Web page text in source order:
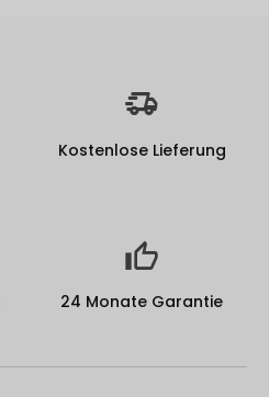
Kostenlose Lieferung
24 Monate Garantie